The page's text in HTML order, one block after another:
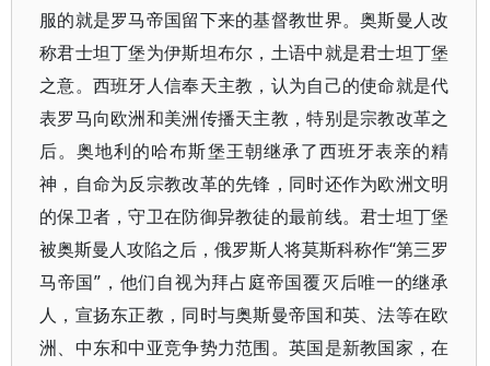
服的就是罗马帝国留下来的基督教世界。奥斯曼人改
称君士坦丁堡为伊斯坦布尔，土语中就是君士坦丁堡
之意。西班牙人信奉天主教，认为自己的使命就是代
表罗马向欧洲和美洲传播天主教，特别是宗教改革之
后。奥地利的哈布斯堡王朝继承了西班牙表亲的精
神，自命为反宗教改革的先锋，同时还作为欧洲文明
的保卫者，守卫在防御异教徒的最前线。君士坦丁堡
被奥斯曼人攻陷之后，俄罗斯人将莫斯科称作“第三罗
马帝国”，他们自视为拜占庭帝国覆灭后唯一的继承
人，宣扬东正教，同时与奥斯曼帝国和英、法等在欧
洲、中东和中亚竞争势力范围。英国是新教国家，在